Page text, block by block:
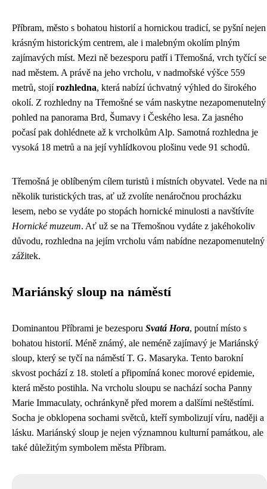
Příbram, město s bohatou historií a hornickou tradicí, se pyšní nejen
krásným historickým centrem, ale i malebným okolím plným
zajímavých míst. Mezi ně bezesporu patří i Třemošná, vrch tyčící se
nad městem. A právě na jeho vrcholu, v nadmořské výšce 559
metrů, stojírozhledna, která nabízí úchvatný výhled do širokého
okolí. Z rozhledny na Třemošné se vám naskytne nezapomenutelný
pohled na panorama Brd, Šumavy i Českého lesa. Za jasného
počasí pak dohlédnete až k vrcholkům Alp. Samotná rozhledna je
vysoká 18 metrů a na její vyhlídkovou plošinu vede 91 schodů.
Třemošná je oblíbeným cílem turistů i místních obyvatel. Vede na ni
několik turistických tras, ať už zvolíte nenáročnou procházku
lesem, nebo se vydáte po stopách hornické minulosti a navštívíte
Hornické muzeum. Ať už se na Třemošnou vydáte z jakéhokoliv
důvodu, rozhledna na jejím vrcholu vám nabídne nezapomenutelný
zážitek.
Mariánský sloup na náměstí
Dominantou Příbrami je bezesporu Svatá Hora, poutní místo s
bohatou historií. Méně známý, ale neméně zajímavý je Mariánský
sloup, který se tyčí na náměstí T. G. Masaryka. Tento barokní
skvost pochází z 18. století a připomíná konec morové epidemie,
která město postihla. Na vrcholu sloupu se nachází socha Panny
Marie Immaculaty, ochránkyně před morem a dalšími neštěstími.
Socha je obklopena sochami světců, kteří symbolizují víru, naději a
lásku. Mariánský sloup je nejen významnou kulturní památkou, ale
také důležitým symbolem města Příbram.